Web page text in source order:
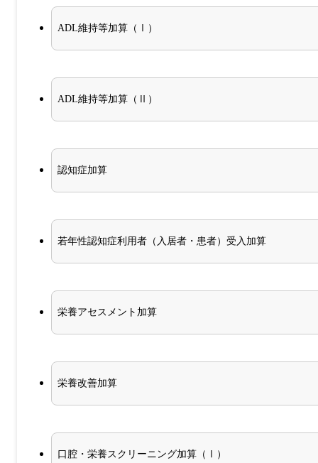
ADL維持等加算（Ⅰ）
ADL維持等加算（Ⅱ）
認知症加算
若年性認知症利用者（入居者・患者）受入加算
栄養アセスメント加算
栄養改善加算
口腔・栄養スクリーニング加算（Ⅰ）